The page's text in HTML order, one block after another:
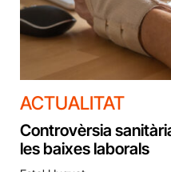
ACTUALITAT
Controvèrsia
les baixes laborals